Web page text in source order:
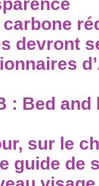
devront
: Bed
sur le
guide de